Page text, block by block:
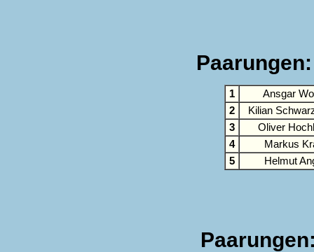
1
Ansgar
2
Kilian
3
Oliver
4
Markus
5
Helmut